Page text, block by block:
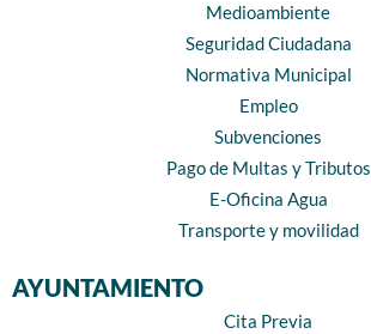
Medioambiente
Seguridad Ciudadana
Normativa Municipal
Empleo
Subvenciones
Pago de Multas y Tributos
E-Oficina Agua
Transporte y movilidad
AYUNTAMIENTO
Cita Previa